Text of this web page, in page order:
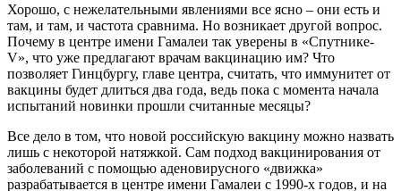
Хорошо, с нежелательными явлениями все ясно – они есть и
там, и там, и частота сравнима. Но возникает другой вопрос.
Почему в центре имени Гамалеи так уверены в «Спутнике-
V», что уже предлагают врачам вакцинацию им? Что
позволяет Гинцбургу, главе центра, считать, что иммунитет от
вакцины будет длиться два года, ведь пока с момента начала
испытаний новинки прошли считанные месяцы?
Все дело в том, что новой российскую вакцину можно назвать
лишь с некоторой натяжкой. Сам подход вакцинирования от
заболеваний с помощью аденовирусного «движка»
разрабатывается в центре имени Гамалеи с 1990-х годов, и на